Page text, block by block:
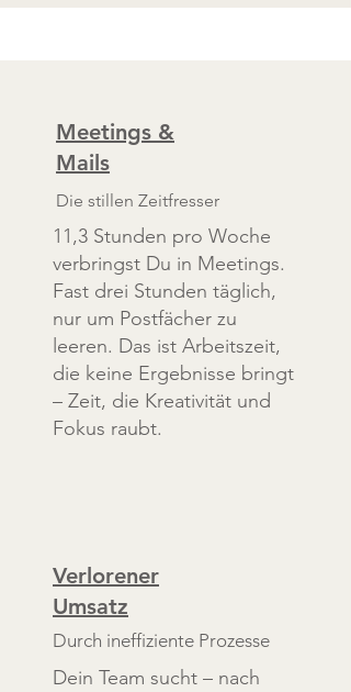
Meetings &
Mails
Die stillen Zeitfresser
11,3 Stunden pro Woche
verbringst Du in Meetings.
Fast drei Stunden täglich,
nur um Postfächer zu
leeren. Das ist Arbeitszeit,
die keine Ergebnisse bringt
– Zeit, die Kreativität und
Fokus raubt.
Verlorener
Umsatz
Durch ineffiziente Prozesse
Dein Team sucht – nach